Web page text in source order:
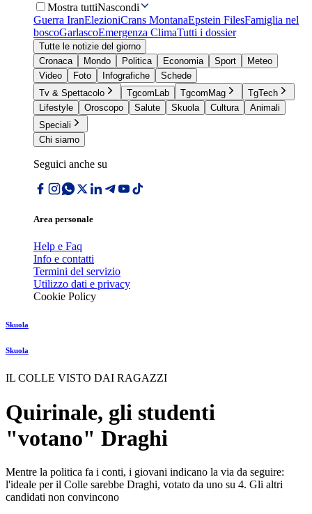
Mostra tuttiNascondi
Guerra IranElezioniCrans MontanaEpstein FilesFamiglia nel
boscoGarlascoEmergenza ClimaTutti i dossier
Tutte le notizie del giorno
Cronaca
Mondo Politica Economia Sport
Meteo
Video
Foto Infografiche
Schede
Tv & Spettacolo
TgcomLab TgcomMag
TgTech
Lifestyle
Oroscopo Salute Skuola Cultura
Animali
Speciali
Chi siamo
Seguici anche su
Area personale
Help e Faq
Info e contatti
Termini del servizio
Utilizzo dati e privacy
Cookie Policy
Skuola
Skuola
IL COLLE VISTO DAI RAGAZZI
Quirinale, gli studenti
"votano" Draghi
Mentre la politica fa i conti, i giovani indicano la via da seguire:
l'ideale per il Colle sarebbe Draghi, votato da uno su 4. Gli altri
candidati non convincono